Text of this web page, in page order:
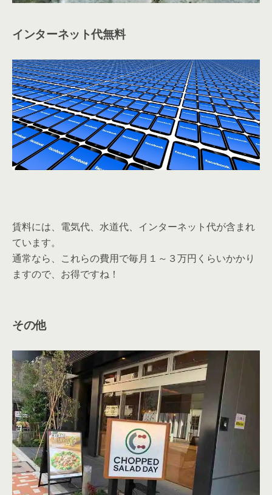
インターネット代無料
賃料には、電気代、水道代、インターネット代が含まれ
ています。
通常なら、これらの費用で毎月１～３万円くらいかかり
ますので、お得ですね！
その他